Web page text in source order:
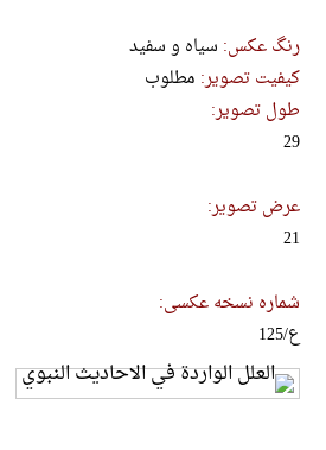
رنگ عکس: سیاه و سفید
کیفیت تصویر: مطلوب
طول تصویر:
29
عرض تصویر:
21
شماره نسخه عکسی:
ع/125